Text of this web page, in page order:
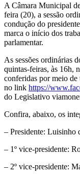
A Câmara Municipal
feira (20), a sessão
condução do
marca o início dos
parlamentar.
As sessões ordinárias
quintas-feiras, às 16h,
conferidas por meio
no link https://
do Legislativo
Confira, abaixo, os
– Presidente: Luisinho
– 1º vice-presidente:
– 2º vice-presidente: